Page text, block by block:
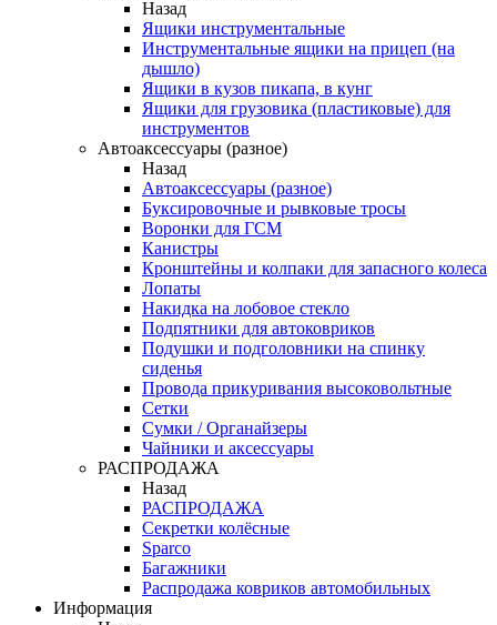
Назад
Ящики инструментальные
Инструментальные ящики на прицеп (на
дышло)
Ящики в кузов пикапа, в кунг
Ящики для грузовика (пластиковые) для
инструментов
Автоаксессуары (разное)
Назад
Автоаксессуары (разное)
Буксировочные и рывковые тросы
Воронки для ГСМ
Канистры
Кронштейны и колпаки для запасного колеса
Лопаты
Накидка на лобовое стекло
Подпятники для автоковриков
Подушки и подголовники на спинку
сиденья
Провода прикуривания высоковольтные
Сетки
Сумки / Органайзеры
Чайники и аксессуары
РАСПРОДАЖА
Назад
РАСПРОДАЖА
Секретки колёсные
Sparco
Багажники
Распродажа ковриков автомобильных
Информация